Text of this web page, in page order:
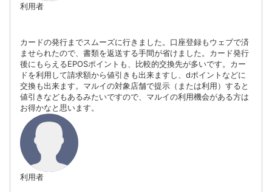
利用者
カードの発行までスムーズに行きました。口座登録もウェブで済
ませられたので、書類を返送する手間が省けました。カード発行
後にもらえるEPOSポイントも、比較的交換先が多いです。カー
ドを利用して請求額から値引きも出来ますし、dポイントなどに
交換も出来ます。マルイの対象店舗で提示（または利用）すると
値引きなどもあるみたいですので、マルイの利用機会がある方は
お得かなと思います。
利用者